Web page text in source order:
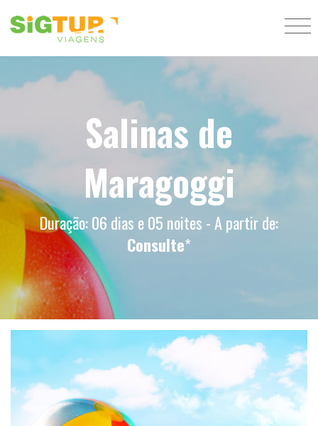
Salinas de
Maragoggi
Duração: 06 dias e 05 noites - A partir de:
Consulte*